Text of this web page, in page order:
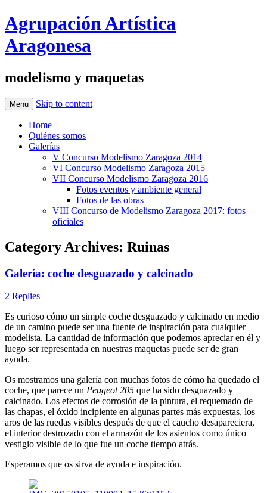
Agrupación Artística
Aragonesa
modelismo y maquetas
Menu Skip to content
Home
Quiénes somos
Galerías
V Concurso Modelismo Zaragoza 2014
VI Concurso Modelismo Zaragoza 2015
VII Concurso Modelismo Zaragoza 2016
Fotos eventos y ambiente general
Fotos de las obras
VIII Concurso de Modelismo Zaragoza 2017: fotos
oficiales
Category Archives: Ruinas
Galería: coche desguazado y calcinado
2 Replies
Es curioso cómo un simple coche desguazado y calcinado en medio
de un camino puede ser una fuente de inspiración para cualquier
modelista. La cantidad de información que podemos apreciar en él y
luego ser representada en nuestras maquetas puede ser de gran
ayuda.
Os mostramos una galería con muchas fotos de cómo ha quedado el
coche, que parece un Peugeot 205 que ha sido desguazado y
calcinado. Los efectos de corrosión de la pintura, el requemado de
las chapas, el óxido incipiente en algunas partes más expuestas, los
aros de las ruedas visibles después de que el caucho desapareciera,
el interior destrozado con el armazón de los asientos como único
vestigio visible de lo que fue un coche tiempo atrás.
Esperamos que os sirva de ayuda e inspiración.